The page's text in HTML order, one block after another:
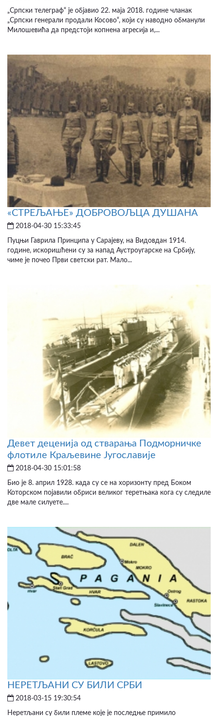
„Српски телеграф“ је објавио 22. маја 2018. године чланак
„Српски генерали продали Косово“, који су наводно обманули
Милошевића да предстоји копнена агресија и,...
«СТРЕЉАЊЕ» ДОБРОВОЉЦА ДУШАНА
2018-04-30 15:33:45
Пуцњи Гаврила Принципа у Сарајеву, на Видовдан 1914.
године, искоришћени су за напад Аустроугарске на Србију,
чиме је почео Први светски рат. Мало...
Девет деценија од стварања Подморничке
флотиле Краљевине Југославије
2018-04-30 15:01:58
Био је 8. април 1928. када су се на хоризонту пред Боком
Которском појавили обриси великог теретњака кога су следиле
две мале силуете....
НЕРЕТЉАНИ СУ БИЛИ СРБИ
2018-03-15 19:30:54
Неретљани су били племе које је последње примило